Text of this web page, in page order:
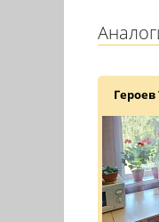
Героев